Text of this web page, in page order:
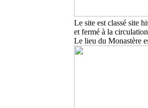
Le site est classé site
et fermé à la
Le lieu du Monastère